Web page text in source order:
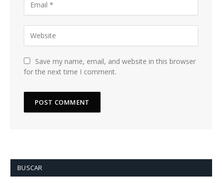
Save my name, email, and website in this browser
for the next time I comment.
BUSCAR